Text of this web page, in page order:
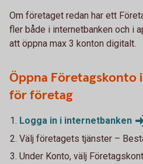
Om företaget redan har ett
fler både i internetbanken och i
att öppna max 3 konton digitalt.
Öppna Företagskonto
för företag
Logga in i internetbanken
Välj företagets tjänster –
Under Konto, välj